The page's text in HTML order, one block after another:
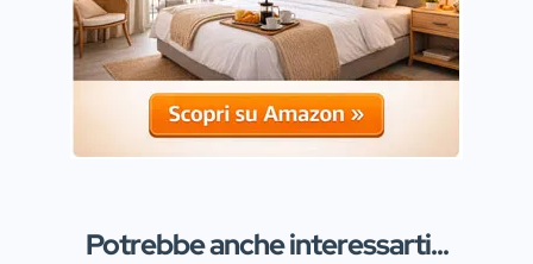
Potrebbe anche interessarti...